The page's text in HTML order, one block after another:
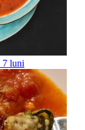
7 luni